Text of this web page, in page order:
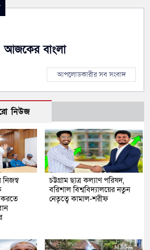
আজকের বাংলা
আপলোডকারীর সব সংবাদ
নিউজ
করতে
চট্টগ্রাম ছাত্র কল্যাণ পরিষদ,
বরিশাল বিশ্ববিদ্যালয়ের নতুন
নেতৃত্বে কামাল-শরীফ